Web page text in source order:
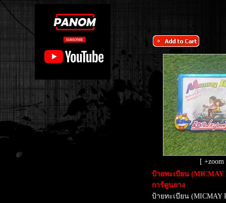
[ +zoom
ป้ายทะเบียน (MICMAY
การ์ตูนยาง
ป้ายทะเบียน (MICMAY